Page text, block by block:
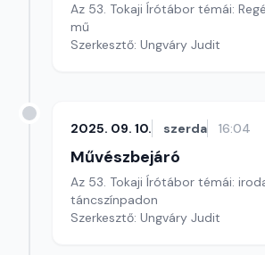
Az 53. Tokaji Írótábor témái:
mű
Szerkesztő: Ungváry Judit
2025. 09. 10. szerda 16:04
Művészbejáró
Az 53. Tokaji Írótábor témái:
táncszínpadon
Szerkesztő: Ungváry Judit